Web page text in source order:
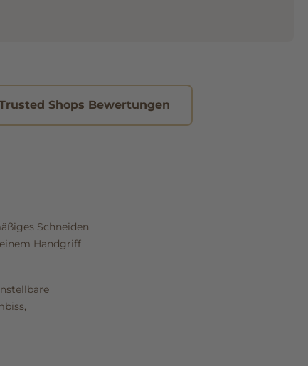
Shops Bewertungen
Schneiden
Handgriff